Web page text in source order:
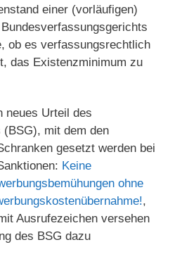
einer (vorläufigen)
ob es verfassungsrechtlich
das Existenzminimum zu
neues Urteil des
(BSG), mit dem den
gesetzt werden bei
Keine
ohne
,
Ausrufezeichen versehen
des BSG dazu